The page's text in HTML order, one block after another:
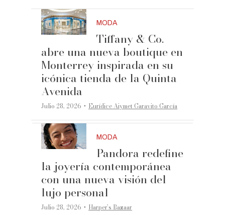
MODA
Tiffany & Co.
abre una nueva boutique en
Monterrey inspirada en su
icónica tienda de la Quinta
Avenida
Julio 28, 2026 ·Eurídice Aiymet Garavito García
MODA
Pandora redefine
la joyería contemporánea
con una nueva visión del
lujo personal
Julio 28, 2026 ·Harper’s Bazaar